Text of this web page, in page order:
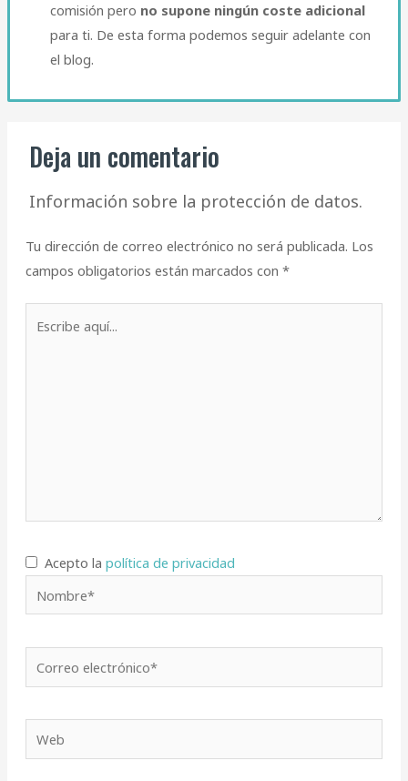
comisión pero no supone ningún coste adicional
para ti. De esta forma podemos seguir adelante con
el blog.​
Deja un comentario
Información sobre la protección de datos.
Tu dirección de correo electrónico no será publicada. Los
campos obligatorios están marcados con *
Acepto la política de privacidad
electrónico*